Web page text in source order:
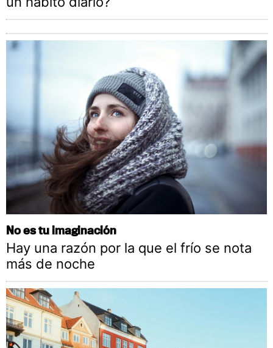
No es tu imaginación
Hay una razón por la que el frío se nota
más de noche